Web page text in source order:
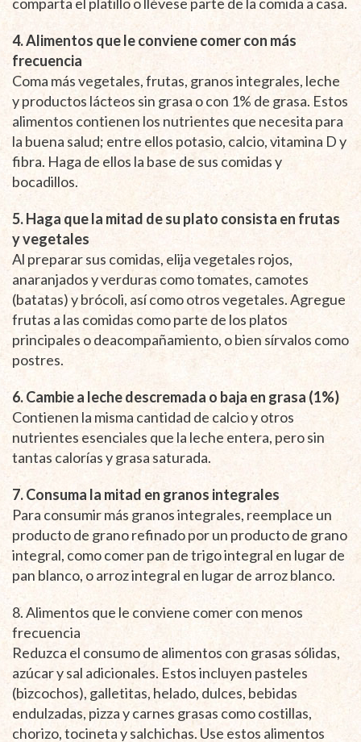
4. Alimentos que le conviene comer con más
frecuencia
Coma más vegetales, frutas, granos integrales, leche
y productos lácteos sin grasa o con 1% de grasa. Estos
alimentos contienen los nutrientes que necesita para
la buena salud; entre ellos potasio, calcio, vitamina D y
fibra. Haga de ellos la base de sus comidas y
bocadillos.
5. Haga que la mitad de su plato consista en frutas
y vegetales
Al preparar sus comidas, elija vegetales rojos,
anaranjados y verduras como tomates, camotes
(batatas) y brócoli, así como otros vegetales. Agregue
frutas a las comidas como parte de los platos
principales o deacompañamiento, o bien sírvalos como
postres.
6. Cambie a leche descremada o baja en grasa (1%)
Contienen la misma cantidad de calcio y otros
nutrientes esenciales que la leche entera, pero sin
tantas calorías y grasa saturada.
7. Consuma la mitad en granos integrales
Para consumir más granos integrales, reemplace un
producto de grano refinado por un producto de grano
integral, como comer pan de trigo integral en lugar de
pan blanco, o arroz integral en lugar de arroz blanco.
8. Alimentos que le conviene comer con menos
frecuencia
Reduzca el consumo de alimentos con grasas sólidas,
azúcar y sal adicionales. Estos incluyen pasteles
(bizcochos), galletitas, helado, dulces, bebidas
endulzadas, pizza y carnes grasas como costillas,
chorizo, tocineta y salchichas. Use estos alimentos